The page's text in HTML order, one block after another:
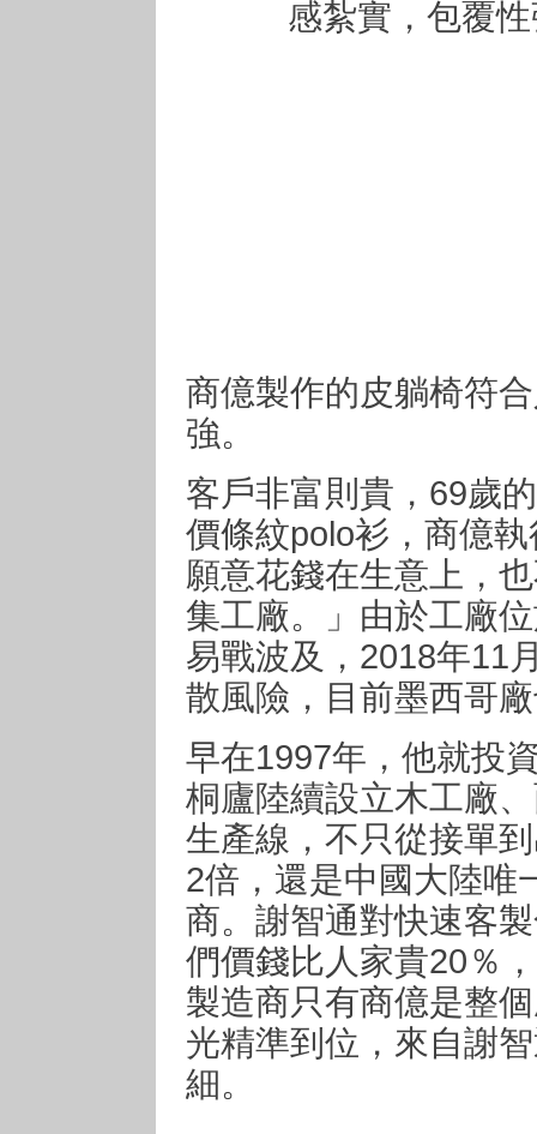
商億製作的皮躺椅符
強。
客戶非富則貴，69歲
價條紋polo衫，商億
願意花錢在生意上，
集工廠。」由於工廠
易戰波及，2018年11
散風險，目前墨西哥
早在1997年，他就投
桐廬陸續設立木工廠
生產線，不只從接單
2倍，還是中國大陸唯
商。謝智通對快速客
們價錢比人家貴20％
製造商只有商億是整
光精準到位，來自謝
細。